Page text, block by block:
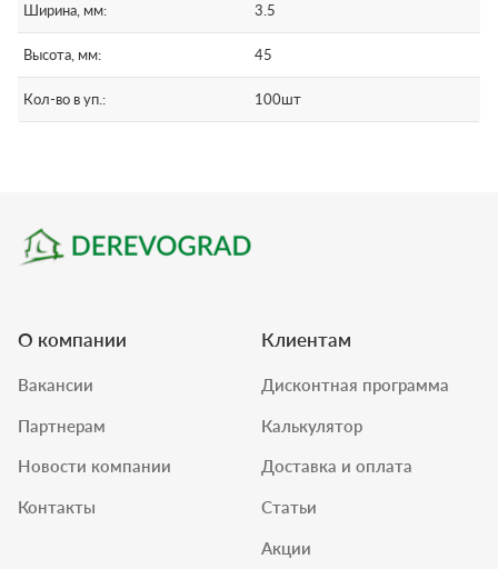
Ширина, мм: 3.5
Высота, мм: 45
Кол-во в уп.: 100шт
О компании
Вакансии
Партнерам
Новости компании
Контакты
Клиентам
Дисконтная программа
Калькулятор
Доставка и оплата
Статьи
Акции